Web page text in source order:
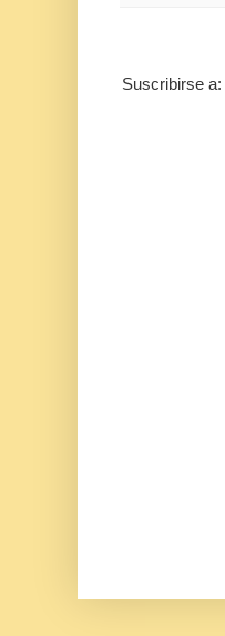
Suscribirse a: